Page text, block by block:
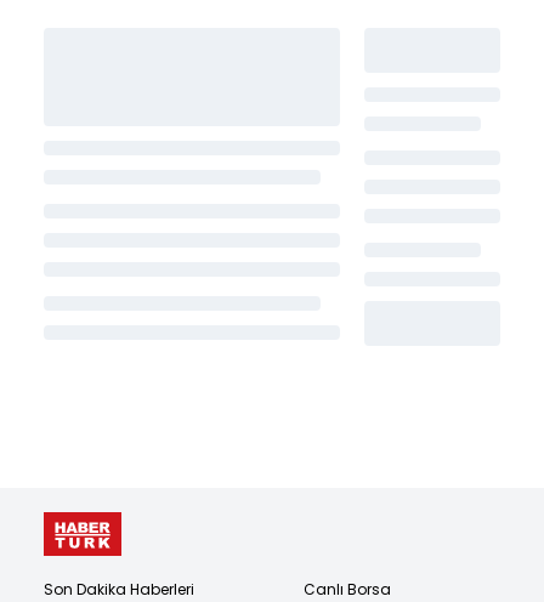
Son Dakika Haberleri
Canlı Borsa